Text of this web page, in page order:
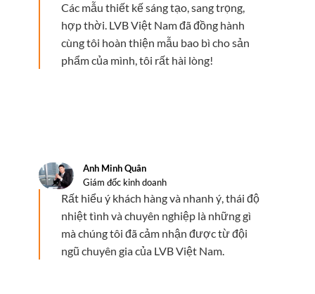
Các mẫu thiết kế sáng tạo, sang trọng,
hợp thời. LVB Việt Nam đã đồng hành
cùng tôi hoàn thiện mẫu bao bì cho sản
phẩm của mình, tôi rất hài lòng!
Anh Minh Quân
Giám đốc kinh doanh
Rất hiểu ý khách hàng và nhanh ý, thái độ
nhiệt tình và chuyên nghiệp là những gì
mà chúng tôi đã cảm nhận được từ đội
ngũ chuyên gia của LVB Việt Nam.